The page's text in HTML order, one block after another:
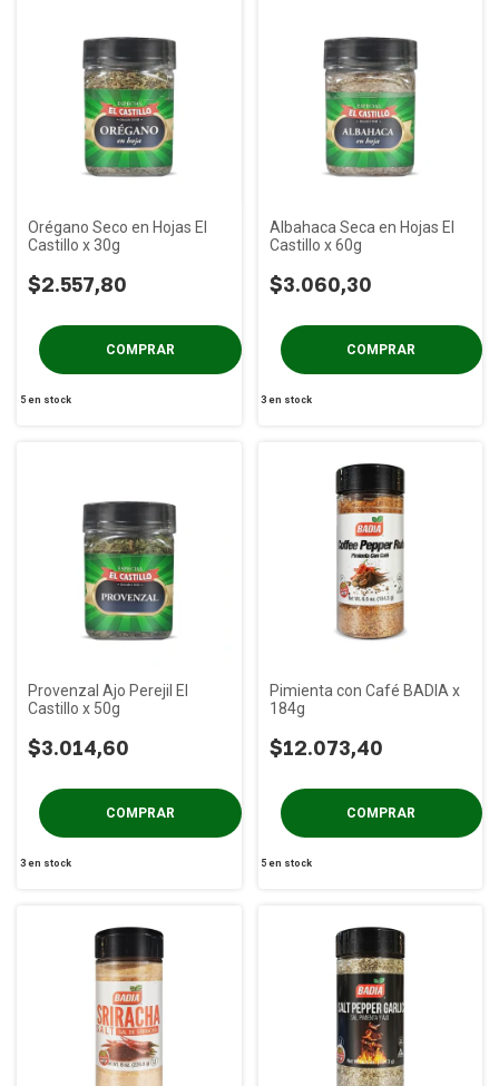
Orégano Seco en Hojas El
Castillo x 30g
$2.557,80
5en stock
Albahaca Seca en Hojas El
Castillo x 60g
$3.060,30
3 en stock
Provenzal Ajo Perejil El
Castillo x 50g
$3.014,60
3en stock
Pimienta con Café BADIA x
184g
$12.073,40
5 en stock